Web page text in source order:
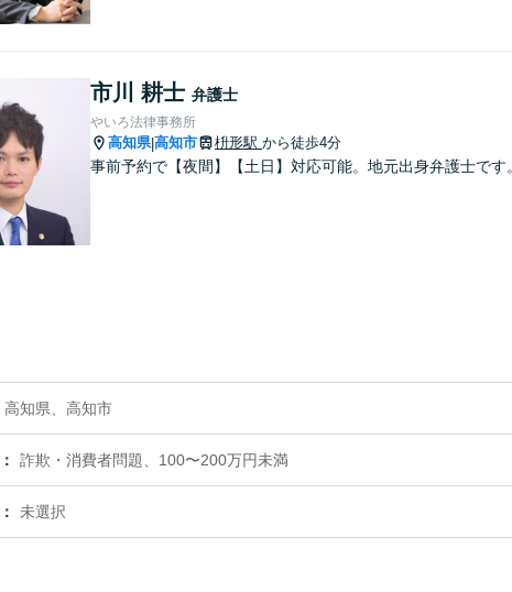
市川 耕士 弁護士
やいろ法律事務所
高知県|高知市 枡形駅 から徒歩4分
事前予約で【夜間】【土日】対応可能。地元出身弁護士です
高知県、高知市
詐欺・消費者問題、100〜200万円未満
未選択